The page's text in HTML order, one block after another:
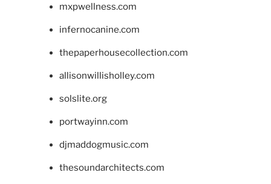
mxpwellness.com
infernocanine.com
thepaperhousecollection.com
allisonwillisholley.com
solslite.org
portwayinn.com
djmaddogmusic.com
thesoundarchitects.com